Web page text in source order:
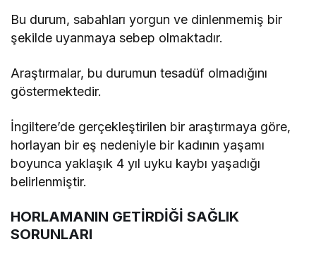
Bu durum, sabahları yorgun ve dinlenmemiş bir
şekilde uyanmaya sebep olmaktadır.
Araştırmalar, bu durumun tesadüf olmadığını
göstermektedir.
İngiltere’de gerçekleştirilen bir araştırmaya göre,
horlayan bir eş nedeniyle bir kadının yaşamı
boyunca yaklaşık 4 yıl uyku kaybı yaşadığı
belirlenmiştir.
HORLAMANIN GETİRDİĞİ SAĞLIK
SORUNLARI